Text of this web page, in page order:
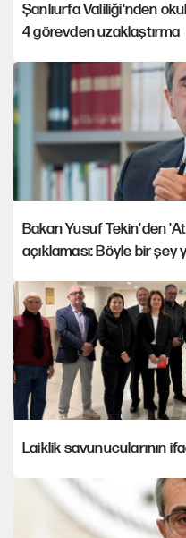
Şanlıurfa Valiliği'nden okul
4 görevden uzaklaştırma
Bakan Yusuf Tekin'den
açıklaması: Böyle bir şey
Laiklik savunucularının